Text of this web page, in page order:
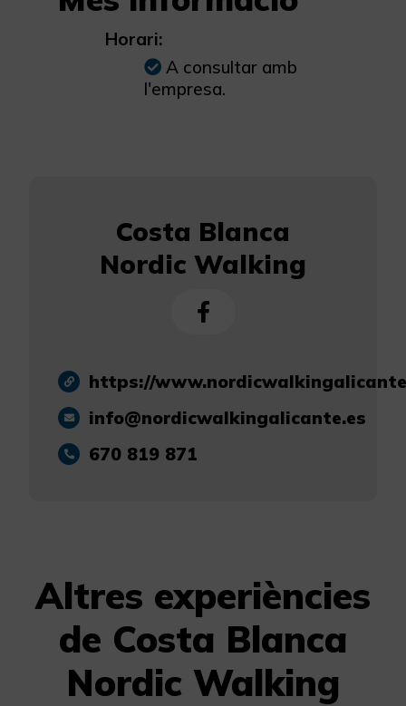
Horari:
A consultar amb
l'empresa.
Costa Blanca
Nordic Walking
https://
info@nordicwalkingalicante.es
670 819 871
Altres experiències
de Costa Blanca
Nordic Walking